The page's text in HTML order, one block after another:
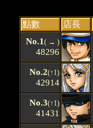
點數 店長
No.1( → )
48296
No.2(↑1)
42914
No.3(↑1)
41431